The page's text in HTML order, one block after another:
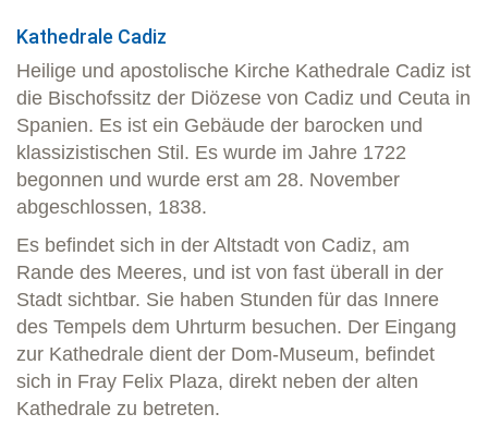
Kathedrale Cadiz
Heilige und apostolische Kirche Kathedrale Cadiz ist
die Bischofssitz der Diözese von Cadiz und Ceuta in
Spanien. Es ist ein Gebäude der barocken und
klassizistischen Stil. Es wurde im Jahre 1722
begonnen und wurde erst am 28. November
abgeschlossen, 1838.
Es befindet sich in der Altstadt von Cadiz, am
Rande des Meeres, und ist von fast überall in der
Stadt sichtbar. Sie haben Stunden für das Innere
des Tempels dem Uhrturm besuchen. Der Eingang
zur Kathedrale dient der Dom-Museum, befindet
sich in Fray Felix Plaza, direkt neben der alten
Kathedrale zu betreten.